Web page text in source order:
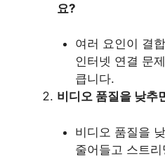
요?
여러 요인이 결
인터넷 연결 문
큽니다.
비디오 품질을 낮추
비디오 품질을
줄어들고 스트